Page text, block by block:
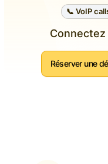
📞 VoIP
Connectez
Réserver une